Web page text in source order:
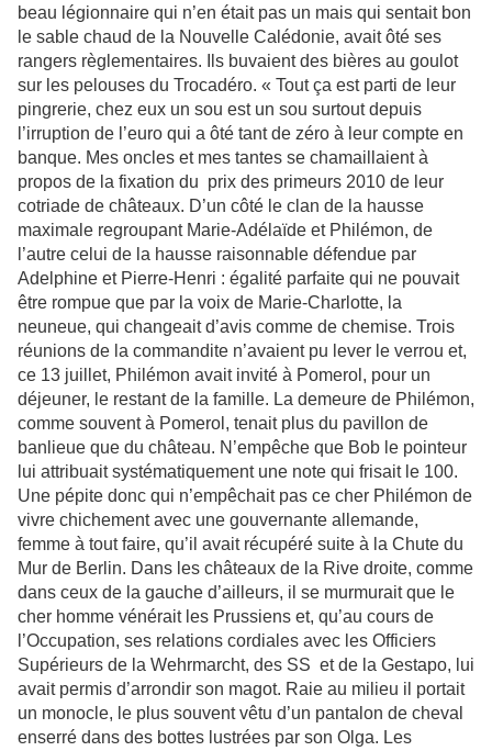
beau légionnaire qui n’en était pas un mais qui sentait bon
le sable chaud de la Nouvelle Calédonie, avait ôté ses
rangers règlementaires. Ils buvaient des bières au goulot
sur les pelouses du Trocadéro. « Tout ça est parti de leur
pingrerie, chez eux un sou est un sou surtout depuis
l’irruption de l’euro qui a ôté tant de zéro à leur compte en
banque. Mes oncles et mes tantes se chamaillaient à
propos de la fixation du prix des primeurs 2010 de leur
cotriade de châteaux. D’un côté le clan de la hausse
maximale regroupant Marie-Adélaïde et Philémon, de
l’autre celui de la hausse raisonnable défendue par
Adelphine et Pierre-Henri : égalité parfaite qui ne pouvait
être rompue que par la voix de Marie-Charlotte, la
neuneue, qui changeait d’avis comme de chemise. Trois
réunions de la commandite n’avaient pu lever le verrou et,
ce 13 juillet, Philémon avait invité à Pomerol, pour un
déjeuner, le restant de la famille. La demeure de Philémon,
comme souvent à Pomerol, tenait plus du pavillon de
banlieue que du château. N’empêche que Bob le pointeur
lui attribuait systématiquement une note qui frisait le 100.
Une pépite donc qui n’empêchait pas ce cher Philémon de
vivre chichement avec une gouvernante allemande,
femme à tout faire, qu’il avait récupéré suite à la Chute du
Mur de Berlin. Dans les châteaux de la Rive droite, comme
dans ceux de la gauche d’ailleurs, il se murmurait que le
cher homme vénérait les Prussiens et, qu’au cours de
l’Occupation, ses relations cordiales avec les Officiers
Supérieurs de la Wehrmarcht, des SS et de la Gestapo, lui
avait permis d’arrondir son magot. Raie au milieu il portait
un monocle, le plus souvent vêtu d’un pantalon de cheval
enserré dans des bottes lustrées par son Olga. Les